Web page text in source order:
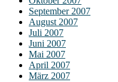
September 2007
August 2007
Juli 2007
Juni 2007
Mai 2007
April 2007
März 2007